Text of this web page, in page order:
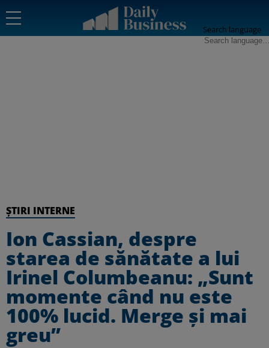
Search language
ȘTIRI INTERNE
Ion Cassian, despre
starea de sănătate a lui
Irinel Columbeanu: „Sunt
momente când nu este
100% lucid. Merge și mai
greu”